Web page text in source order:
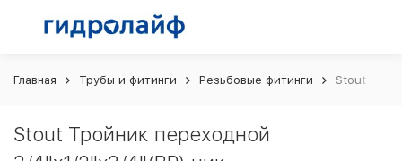
Главная Трубы и фитинги Резьбовые фитинги Stout
Stout Тройник переходной